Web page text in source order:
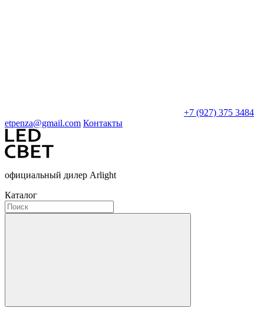
+7 (927) 375 3484
etpenza@gmail.com Контакты
официальный дилер Arlight
Каталог